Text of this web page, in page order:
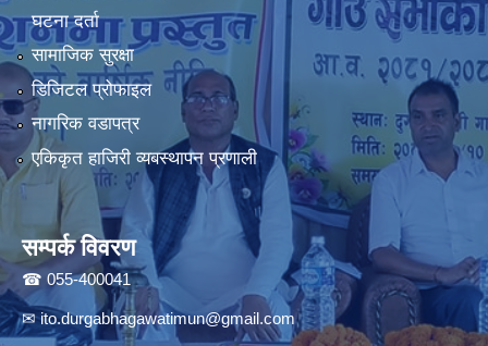
घटना दर्ता
सामाजिक सुरक्षा
डिजिटल प्रोफाइल
नागरिक वडापत्र
एकिकृत हाजिरी व्यबस्थापन प्रणाली
सम्पर्क विवरण
☎ 055-400041
✉ito.durgabhagawatimun@gmail.com